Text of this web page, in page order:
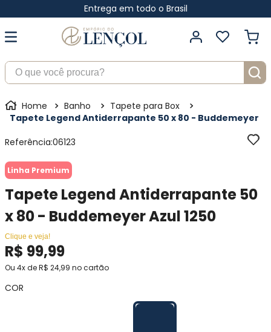
Entrega em todo o Brasil
O que você procura?
Banho
Tapete para Box
Tapete Legend Antiderrapante 50 x 80 - Buddemeyer
Referência:06123
Linha Premium
Tapete Legend Antiderrapante 50
x 80 - Buddemeyer Azul 1250
Clique e veja!
R$ 99,99
Ou 4x deR$ 24,99 no cartão
COR